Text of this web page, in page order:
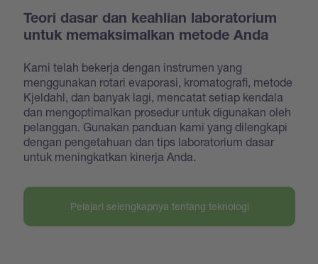
Teori dasar dan keahlian laboratorium
untuk memaksimalkan metode Anda
Kami telah bekerja dengan instrumen yang
menggunakan rotari evaporasi, kromatografi, metode
Kjeldahl, dan banyak lagi, mencatat setiap kendala
dan mengoptimalkan prosedur untuk digunakan oleh
pelanggan. Gunakan panduan kami yang dilengkapi
dengan pengetahuan dan tips laboratorium dasar
untuk meningkatkan kinerja Anda.
Pelajari selengkapnya tentang teknologi